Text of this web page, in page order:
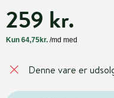
259 kr.
Denne vare er